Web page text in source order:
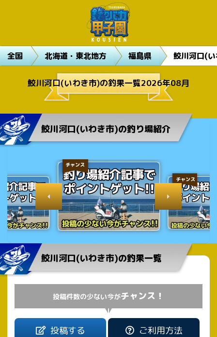
全国 北海道・東北地方 福島県 鮫川河口(
鮫川河口(いわき市)の釣果一覧2026年08月
鮫川河口(いわき市)の釣り場紹介
チャンス
チャンス
鮫川河口(いわき市)の釣果一覧
投稿件数の少ない今がチャンス！
投稿する ご利用方法